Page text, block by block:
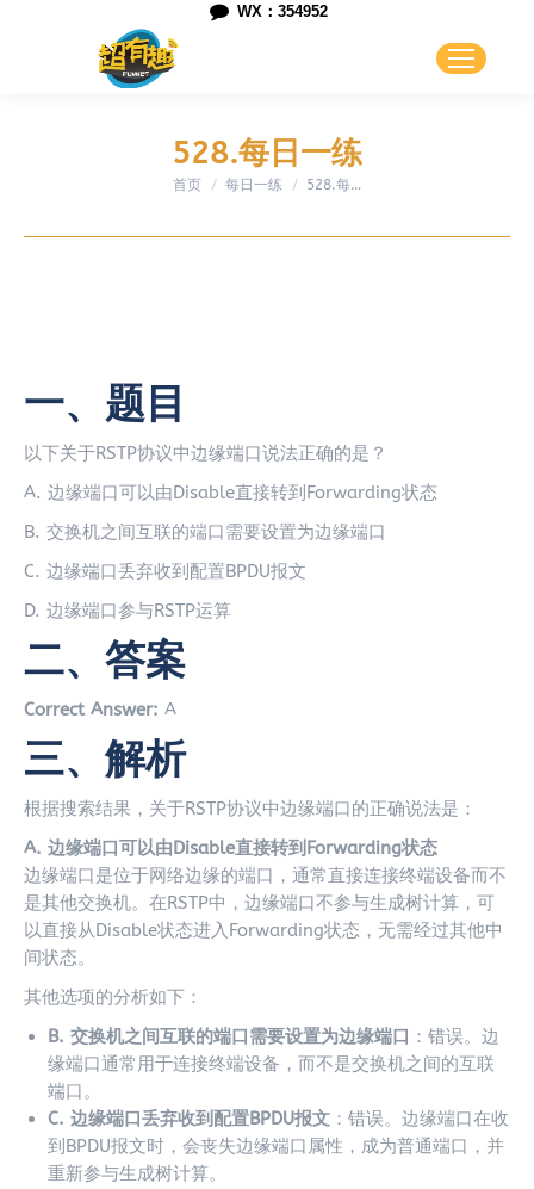
WX：354952
528.每日一练
您在这里：
首页 每日一练 528.每…
一、题目
以下关于RSTP协议中边缘端口说法正确的是？
A. 边缘端口可以由Disable直接转到Forwarding状态
B. 交换机之间互联的端口需要设置为边缘端口
C. 边缘端口丢弃收到配置BPDU报文
D. 边缘端口参与RSTP运算
二、答案
Correct Answer: A
三、解析
根据搜索结果，关于RSTP协议中边缘端口的正确说法是：
A. 边缘端口可以由Disable直接转到Forwarding状态
边缘端口是位于网络边缘的端口，通常直接连接终端设备而不
是其他交换机。在RSTP中，边缘端口不参与生成树计算，可
以直接从Disable状态进入Forwarding状态，无需经过其他中
间状态。
其他选项的分析如下：
B. 交换机之间互联的端口需要设置为边缘端口 ：错误。边
缘端口通常用于连接终端设备，而不是交换机之间的互联
端口。
C. 边缘端口丢弃收到配置BPDU报文 ：错误。边缘端口在收
到BPDU报文时，会丧失边缘端口属性，成为普通端口，并
重新参与生成树计算。